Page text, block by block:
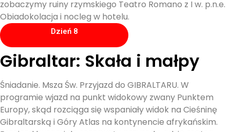
zobaczymy ruiny rzymskiego Teatro Romano z I w. p.n.e.
Obiadokolacja i nocleg w hotelu.
Dzień 8
Gibraltar: Skała i małpy
Śniadanie. Msza Św. Przyjazd do GIBRALTARU. W
programie wjazd na punkt widokowy zwany Punktem
Europy, skąd rozciąga się wspaniały widok na Cieśninę
Gibraltarską i Góry Atlas na kontynencie afrykańskim.